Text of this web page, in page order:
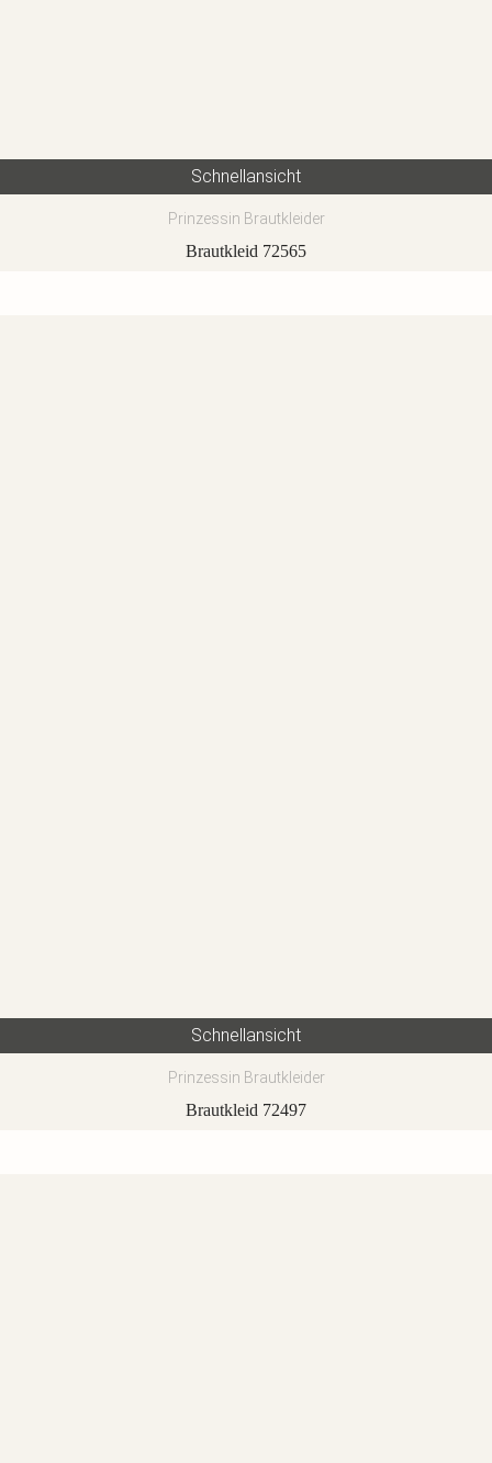
Schnellansicht
Prinzessin Brautkleider
Brautkleid 72565
Schnellansicht
Prinzessin Brautkleider
Brautkleid 72497